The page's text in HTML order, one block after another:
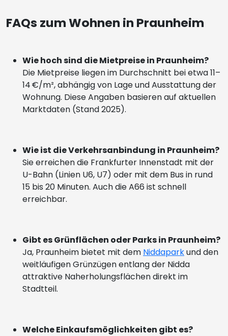
FAQs zum Wohnen in Praunheim
Wie hoch sind die Mietpreise in Praunheim?
Die Mietpreise liegen im Durchschnitt bei etwa 11–
14 €/m², abhängig von Lage und Ausstattung der
Wohnung. Diese Angaben basieren auf aktuellen
Marktdaten (Stand 2025).
Wie ist die Verkehrsanbindung in Praunheim?
Sie erreichen die Frankfurter Innenstadt mit der
U-Bahn (Linien U6, U7) oder mit dem Bus in rund
15 bis 20 Minuten. Auch die A66 ist schnell
erreichbar.
Gibt es Grünflächen oder Parks in Praunheim?
Ja, Praunheim bietet mit dem Niddaparkund den
weitläufigen Grünzügen entlang der Nidda
attraktive Naherholungsflächen direkt im
Stadtteil.
Welche Einkaufsmöglichkeiten gibt es?